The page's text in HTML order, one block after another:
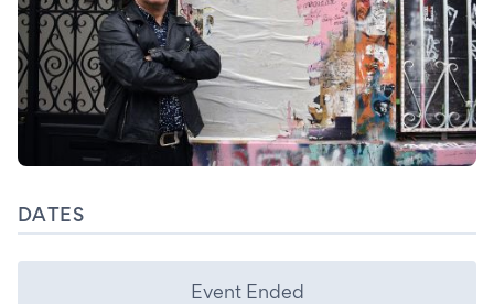
DATES
Event Ended